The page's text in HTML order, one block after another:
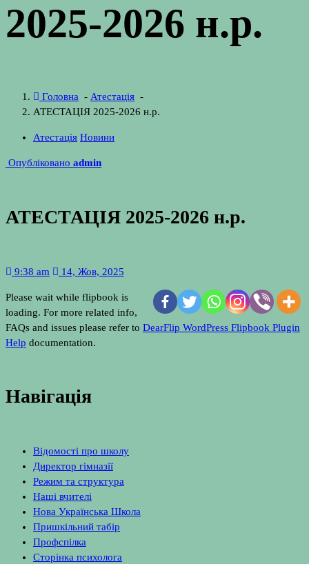
2025-2026 н.р.
Головна - Атестація -
АТЕСТАЦІЯ 2025-2026 н.р.
Атестація Новини
Опубліковано admin
АТЕСТАЦІЯ 2025-2026 н.р.
9:38 am 14, Жов, 2025
Please wait while flipbook is
loading. For more related info,
FAQs and issues please refer to DearFlip WordPress Flipbook Plugin
Help documentation.
Навігація
Відомості про школу
Директор гімназії
Режим та структура
Наші вчителі
Нова Українська Школа
Пришкільний табір
Профспілка
Сторінка психолога